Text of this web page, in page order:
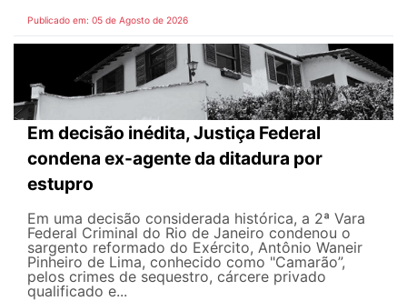
Publicado em: 05 de Agosto de 2026
Em decisão inédita, Justiça Federal
condena ex-agente da ditadura por
estupro
Em uma decisão considerada histórica, a 2ª Vara
Federal Criminal do Rio de Janeiro condenou o
sargento reformado do Exército, Antônio Waneir
Pinheiro de Lima, conhecido como "Camarão”,
pelos crimes de sequestro, cárcere privado
qualificado e...